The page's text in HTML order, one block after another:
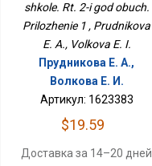
shkole. Rt. 2-i god obuch.
Prilozhenie 1 , Prudnikova
E. A., Volkova E. I.
Прудникова Е. А.,
Волкова Е. И.
Артикул: 1623383
$19.59
Доставка за 14–20 дней